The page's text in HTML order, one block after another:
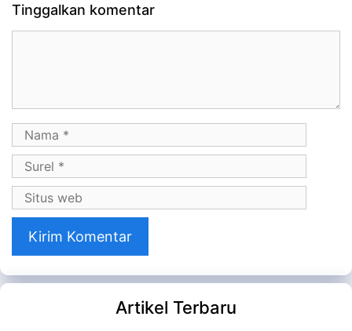
Tinggalkan komentar
Nama
Surel
Situs
web
Artikel Terbaru